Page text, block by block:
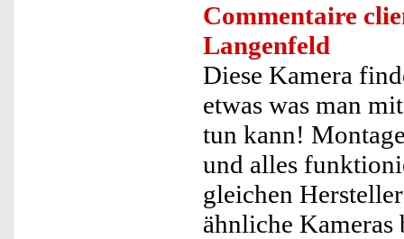
Commentaire
Langenfeld
Diese Kamera
etwas was man
tun kann!
und alles
gleichen
ähnliche